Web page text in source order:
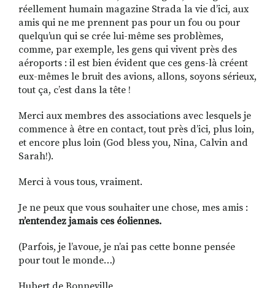
réellement humain magazine Strada la vie d’ici, aux
amis qui ne me prennent pas pour un fou ou pour
quelqu’un qui se crée lui-même ses problèmes,
comme, par exemple, les gens qui vivent près des
aéroports : il est bien évident que ces gens-là créent
eux-mêmes le bruit des avions, allons, soyons sérieux,
tout ça, c’est dans la tête !
Merci aux membres des associations avec lesquels je
commence à être en contact, tout près d’ici, plus loin,
et encore plus loin (God bless you, Nina, Calvin and
Sarah!).
Merci à vous tous, vraiment.
Je ne peux que vous souhaiter une chose, mes amis :
n’entendez jamais ces éoliennes.
(Parfois, je l’avoue, je n’ai pas cette bonne pensée
pour tout le monde…)